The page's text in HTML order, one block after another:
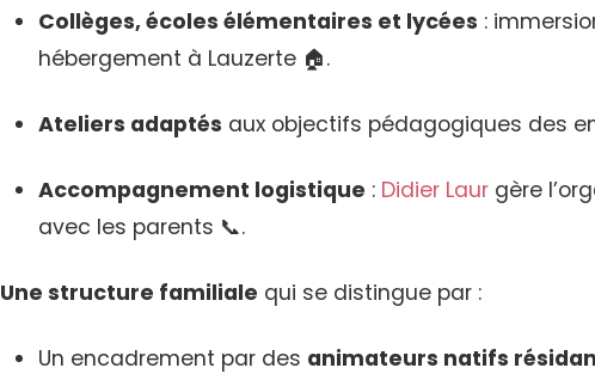
Collèges, écoles élémentaires et lycées :
hébergement à Lauzerte 🏠.
Ateliers adaptés aux objectifs pédagogiques des
Accompagnement logistique : Didier Laur gère
avec les parents 📞.
Une structure familiale qui se distingue par :
Un encadrement par des animateurs natifs